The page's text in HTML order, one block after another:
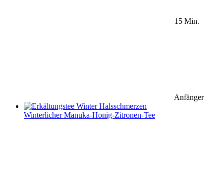
15 Min.
Anfänger
Winterlicher Manuka-Honig-Zitronen-Tee